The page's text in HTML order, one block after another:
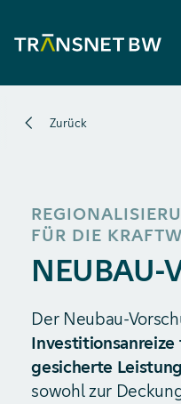
Zurück
FÜR DIE
NEUBAU-
Der Neubau-
gesicherte Leistung
sowohl zur